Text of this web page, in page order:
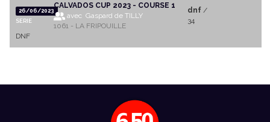
26/06/2023
SERIE
CALVADOS CUP 2023 - COURSE 1
avec Gaspard de TILLY
1061 - LA FRIPOUILLE
dnf/
34
DNF